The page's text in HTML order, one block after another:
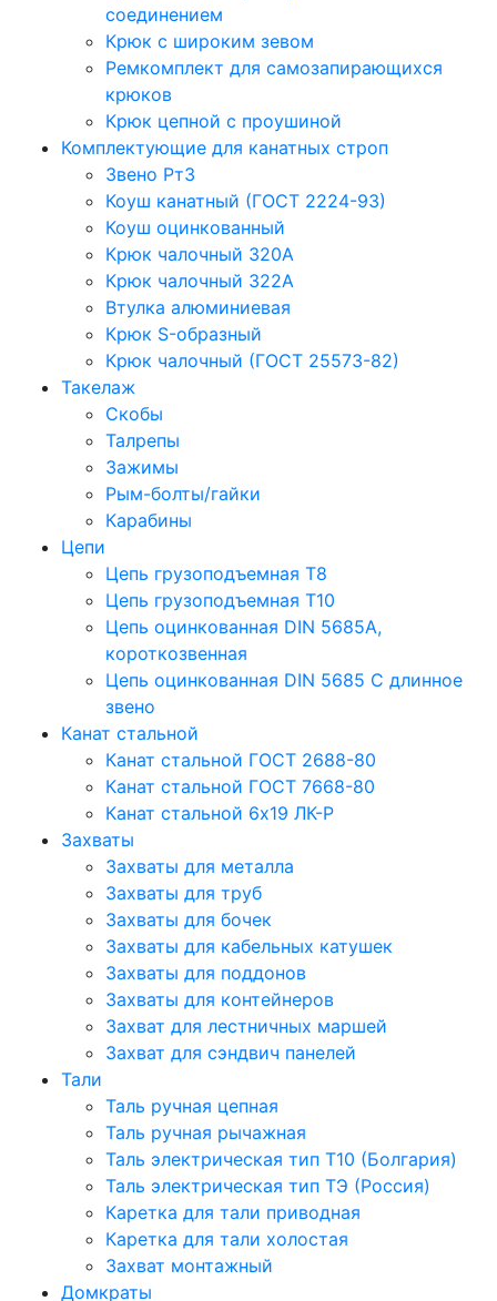
соединением
Крюк с широким зевом
Ремкомплект для самозапирающихся
крюков
Крюк цепной с проушиной
Комплектующие для канатных строп
Звено Рт3
Коуш канатный (ГОСТ 2224-93)
Коуш оцинкованный
Крюк чалочный 320А
Крюк чалочный 322А
Втулка алюминиевая
Крюк S-образный
Крюк чалочный (ГОСТ 25573-82)
Такелаж
Скобы
Талрепы
Зажимы
Рым-болты/гайки
Карабины
Цепи
Цепь грузоподъемная Т8
Цепь грузоподъемная Т10
Цепь оцинкованная DIN 5685A,
короткозвенная
Цепь оцинкованная DIN 5685 С длинное
звено
Канат стальной
Канат стальной ГОСТ 2688-80
Канат стальной ГОСТ 7668-80
Канат стальной 6x19 ЛК-Р
Захваты
Захваты для металла
Захваты для труб
Захваты для бочек
Захваты для кабельных катушек
Захваты для поддонов
Захваты для контейнеров
Захват для лестничных маршей
Захват для сэндвич панелей
Тали
Таль ручная цепная
Таль ручная рычажная
Таль электрическая тип Т10 (Болгария)
Таль электрическая тип ТЭ (Россия)
Каретка для тали приводная
Каретка для тали холостая
Захват монтажный
Домкраты